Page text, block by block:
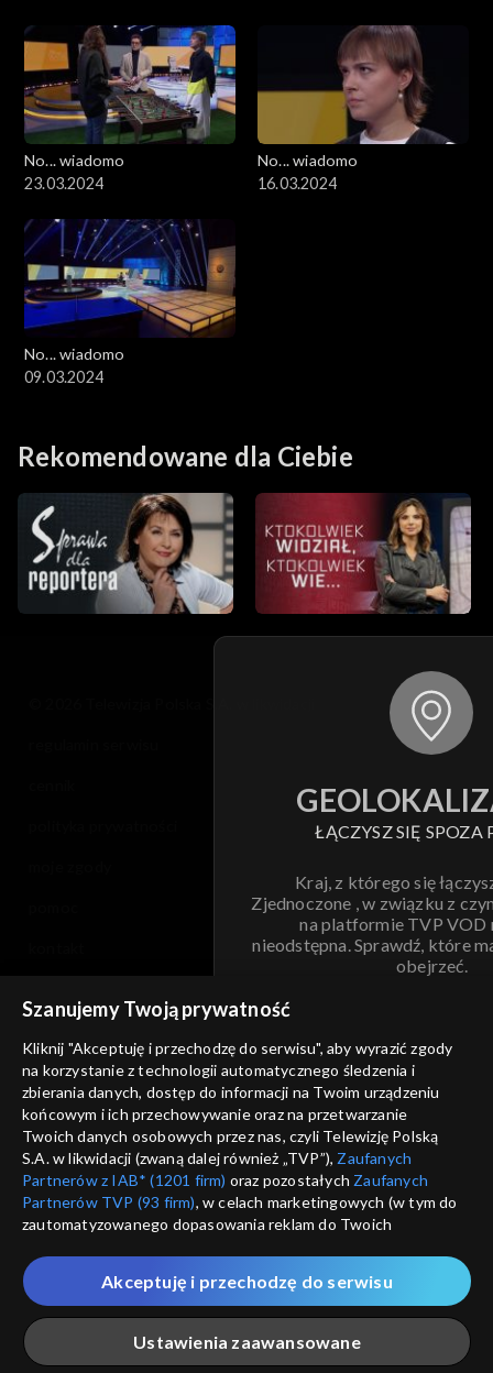
No... wiadomo
23.03.2024
No... wiadomo
16.03.2024
No... wiadomo
09.03.2024
Rekomendowane dla Ciebie
ŁĄCZYSZ SIĘ SPOZA
Kraj, z którego się
Zjednoczone , w związku z
na platformie TVP VOD
nieodstępna. Sprawdź, które
obejrzeć.
ANULUJ
informacje o dostawcy usług
Szanujemy Twoją prywatność
Kliknij "Akceptuję i przechodzę do serwisu", aby wyrazić zgody
na korzystanie z technologii automatycznego śledzenia i
zbierania danych, dostęp do informacji na Twoim urządzeniu
końcowym i ich przechowywanie oraz na przetwarzanie
Twoich danych osobowych przez nas, czyli Telewizję Polską
S.A. w likwidacji (zwaną dalej również „TVP”), Zaufanych
Partnerów z IAB* (1201 firm) oraz pozostałych Zaufanych
Partnerów TVP (93 firm), w celach marketingowych (w tym do
zautomatyzowanego dopasowania reklam do Twoich
które wskazujemy poniżej, a także zgody na udostępnianie
przez nas identyfikatora PPID do Google.
Twoje dane osobowe zbierane podczas odwiedzania przez
Ciebie naszych
poszczególnych serwisówzwanych dalej
„Portalem”, w tym informacje zapisywane za pomocą
Ustawienia zaawansowane
Akceptuję i przechodzę do serwisu